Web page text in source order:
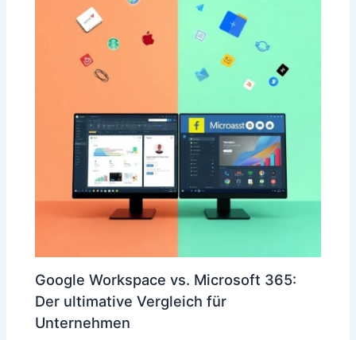
Google Workspace vs. Microsoft 365:
Der ultimative Vergleich für
Unternehmen